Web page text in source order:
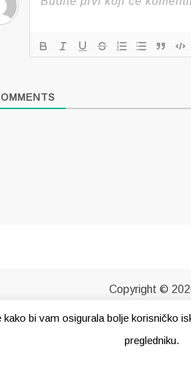
bi vam osigurala bolje
pregledniku.
Copyright ©